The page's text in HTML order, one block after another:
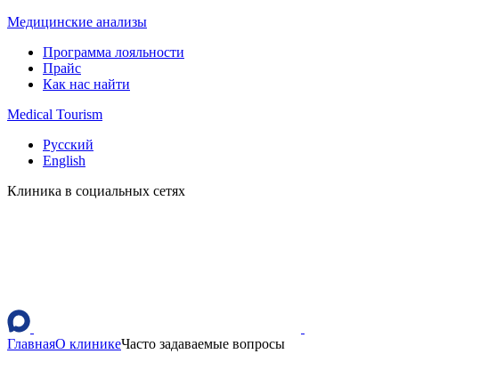
Медицинские анализы
Программа лояльности
Прайс
Как нас найти
Medical Tourism
Русский
English
Клиника в социальных сетях
ГлавнаяО клиникеЧасто задаваемые вопросы